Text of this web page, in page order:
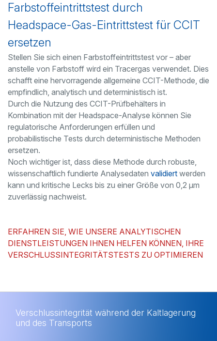
Farbstoffeintrittstest durch
Headspace-Gas-Eintrittstest für CCIT
ersetzen
Stellen Sie sich einen Farbstoffeintrittstest vor – aber
anstelle von Farbstoff wird ein Tracergas verwendet. Dies
schafft eine hervorragende allgemeine CCIT-Methode, die
empfindlich, analytisch und deterministisch ist.
Durch die Nutzung des CCIT-Prüfbehälters in
Kombination mit der Headspace-Analyse können Sie
regulatorische Anforderungen erfüllen und
probabilistische Tests durch deterministische Methoden
ersetzen.
Noch wichtiger ist, dass diese Methode durch robuste,
wissenschaftlich fundierte Analysedaten validiert werden
kann und kritische Lecks bis zu einer Größe von 0,2 µm
zuverlässig nachweist.
ERFAHREN SIE, WIE UNSERE ANALYTISCHEN
DIENSTLEISTUNGEN IHNEN HELFEN KÖNNEN, IHRE
VERSCHLUSSINTEGRITÄTSTESTS ZU OPTIMIEREN
Verschlussintegrität während der Kaltlagerung
und des Transports
Verschlussintegrität während der